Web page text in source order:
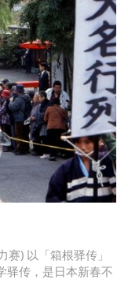
驿传，是日本新春不